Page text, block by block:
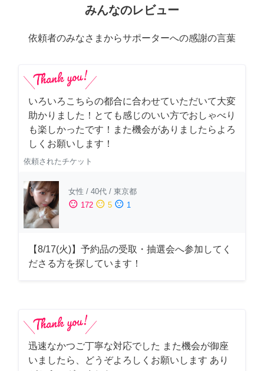
みんなのレビュー
依頼者のみなさまからサポーターへの感謝の言葉
いろいろこちらの都合に合わせていただいて大変
助かりました！とても感じのいい方でおしゃべり
も楽しかったです！また機会がありましたらよろ
しくお願いします！
依頼されたチケット
女性 / 40代 / 東京都
sentiment_satisfied 172 sentiment_neutral 5 sentiment_dissatisfied 1
【8/17(火)】予約品の受取・抽選会へ参加してく
ださる方を探しています！
迅速なかつご丁寧な対応でした また機会が御座
いましたら、どうぞよろしくお願いします あり